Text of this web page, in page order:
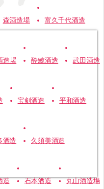
森酒造場 富久千代酒造
造場 酔鯨酒造 武田酒造
宝剣酒造 平和酒造
酒造 久須美酒造
造 石本酒造 丸山酒造場